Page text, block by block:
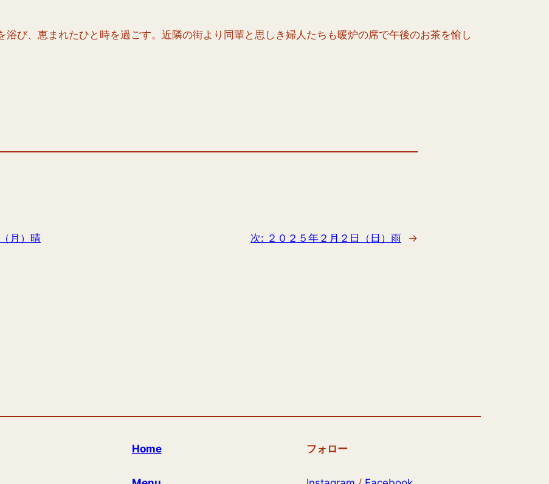
び、恵まれたひと時を過ごす。近隣の街より同輩と思しき婦人たちも暖炉の席で午後のお茶を愉し
月）晴 次: ２０２５年２月２日（日）雨 →
Home フォロー